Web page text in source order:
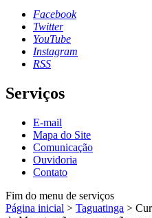
Facebook
Twitter
YouTube
Instagram
RSS
Serviços
E-mail
Mapa do Site
Comunicação
Ouvidoria
Contato
Fim do menu de serviços
Página inicial > Taguatinga >